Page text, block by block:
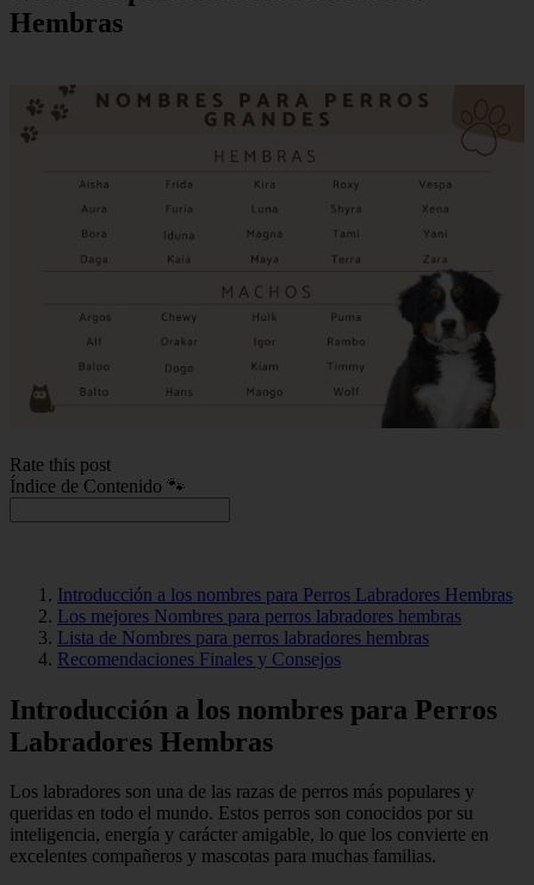
Hembras
Rate this post
Índice de Contenido 🐾
Introducción a los nombres para Perros Labradores Hembras
Los mejores Nombres para perros labradores hembras
Lista de Nombres para perros labradores hembras
Recomendaciones Finales y Consejos
Introducción a los nombres para Perros
Labradores Hembras
Los labradores son una de las razas de perros más populares y
queridas en todo el mundo. Estos perros son conocidos por su
inteligencia, energía y carácter amigable, lo que los convierte en
excelentes compañeros y mascotas para muchas familias.